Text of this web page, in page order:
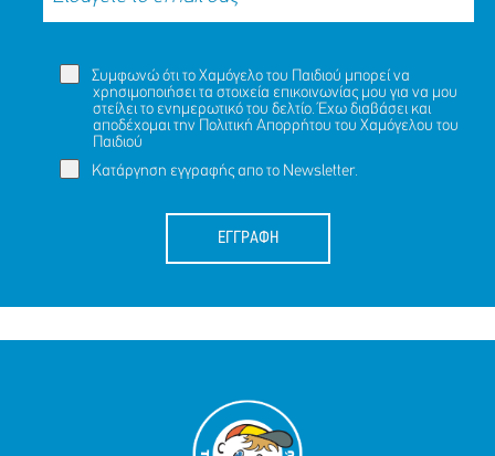
Συμφωνώ ότι το Χαμόγελο του Παιδιού μπορεί να
χρησιμοποιήσει τα στοιχεία επικοινωνίας μου για να μου
στείλει το ενημερωτικό του δελτίο. Έχω διαβάσει και
αποδέχομαι την Πολιτική Απορρήτου του Χαμόγελου του
Παιδιού
Κατάργηση εγγραφής απο το Newsletter.
ΕΓΓΡΑΦΗ